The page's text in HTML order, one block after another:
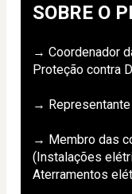
SOBRE O
→ Coordenador
Proteção contra
→
→ Membro das
(Instalações
Aterramentos